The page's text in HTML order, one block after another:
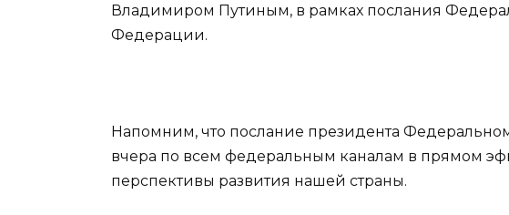
Владимиром Путиным, в рамках послания
Федерации.
Напомним, что послание президента
вчера по всем федеральным каналам в прямом
перспективы развития нашей страны.